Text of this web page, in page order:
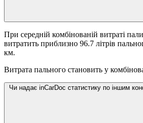
При середній комбінованій витраті
витратить приблизно 96.7 літрів
км.
Витрата пального становить у
Чи надає inCarDoc статистику по іншим